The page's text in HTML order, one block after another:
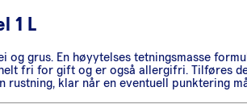
1 L
og grus. En høyytelses tetningsmasse
fri for gift og er også allergifri. Tilføres
rustning, klar når en eventuell punktering